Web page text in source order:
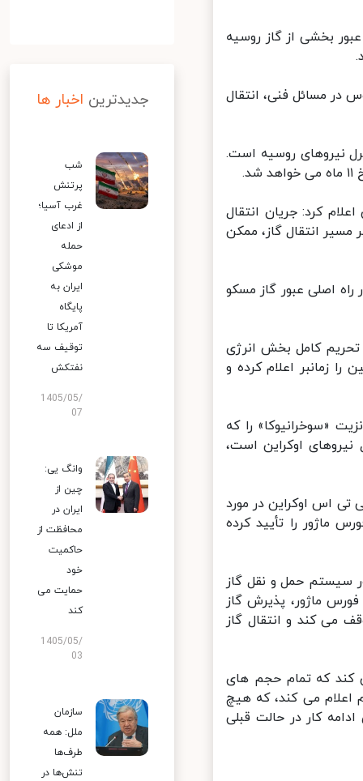
بخشی از گاز روسیه
در مسائل فنی، انتقال
نیروهای روسیه است.
کرد: جریان انتقال
انتقال گاز، ممکن
همچنان این کشور راه اصلی عبور گاز مسکو
کامل بخش انرژی
زمانبر اعلام کرده و
«سوخرانیوکا» را که
اوکراین است،
اس اوکراین در مورد
می به دلیل ادعای فورس ماژور را تأیید کرده
سیستم حمل و نقل گاز
ماژور، پذیرش گاز
اوکراین را از ساعت ۷:۰۰ روز ۱۱ می متوقف می کند و انتقال گاز
کند که تمام حجم های
اعلام می کند، که هیچ
کار در حالت قبلی
جدیدترین اخبار ها
شب
پرتنش
غرب آسیا؛
از ادعای
حمله
موشکی
ایران به
پایگاه
آمریکا تا
توقیف سه
نفتکش
1405/05/
07
وانگ یی:
چین از
ایران در
محافظت از
حاکمیت
خود
حمایت می
کند
1405/05/
03
سازمان
ملل: همه
طرف‌ها
تنش‌ها در